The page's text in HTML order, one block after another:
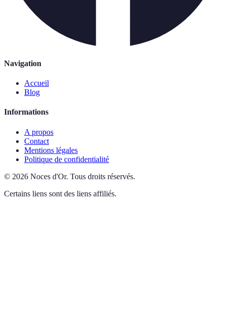
Navigation
Accueil
Blog
Informations
A propos
Contact
Mentions légales
Politique de confidentialité
© 2026 Noces d'Or. Tous droits réservés.
Certains liens sont des liens affiliés.